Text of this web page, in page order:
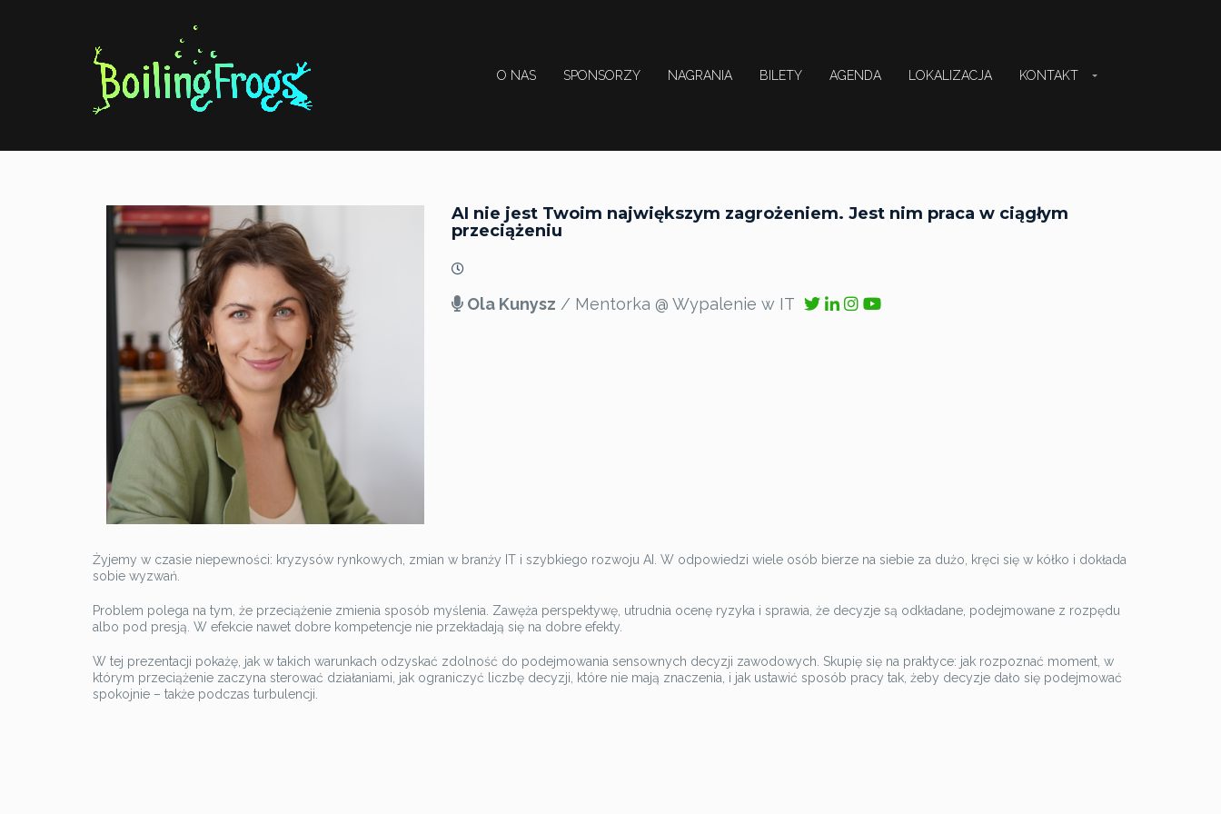
O NAS SPONSORZY NAGRANIA BILETY AGENDA LOKALIZACJA KONTAKT
AI nie jest Twoim największym zagrożeniem. Jest nim praca w ciągłym
przeciążeniu
Ola Kunysz / Mentorka @ Wypalenie w IT
Żyjemy w czasie niepewności: kryzysów rynkowych, zmian w branży IT i szybkiego rozwoju AI. W odpowiedzi wiele osób bierze na siebie za dużo, kręci się w kółko i dokłada
sobie wyzwań.
Problem polega na tym, że przeciążenie zmienia sposób myślenia. Zawęża perspektywę, utrudnia ocenę ryzyka i sprawia, że decyzje są odkładane, podejmowane z rozpędu
albo pod presją. W efekcie nawet dobre kompetencje nie przekładają się na dobre efekty.
W tej prezentacji pokażę, jak w takich warunkach odzyskać zdolność do podejmowania sensownych decyzji zawodowych. Skupię się na praktyce: jak rozpoznać moment, w
którym przeciążenie zaczyna sterować działaniami, jak ograniczyć liczbę decyzji, które nie mają znaczenia, i jak ustawić sposób pracy tak, żeby decyzje dało się podejmować
spokojnie – także podczas turbulencji.